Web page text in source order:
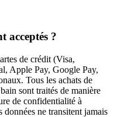
acceptés ?
de crédit (Visa,
Apple Pay, Google Pay,
Tous les achats de
sont traités de manière
de confidentialité à
données ne transitent jamais